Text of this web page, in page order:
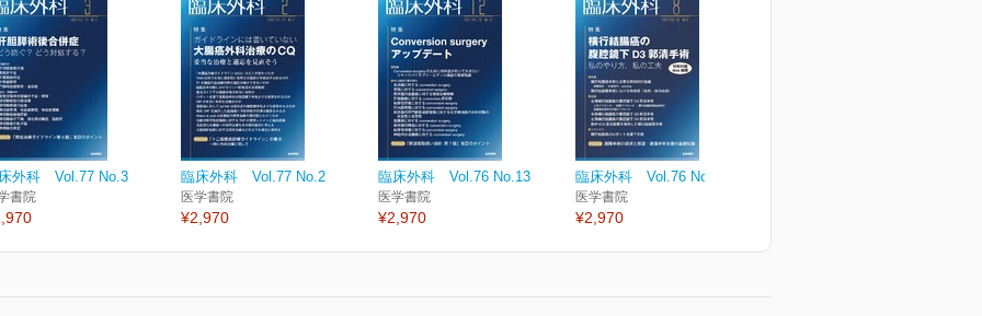
外科 Vol.77 No.3
書院
臨床外科 Vol.77 No.2
医学書院
¥2,970
臨床外科 Vol.76 No.13
医学書院
¥2,970
臨床外科 Vol.76 No.8
医学書院
¥2,970